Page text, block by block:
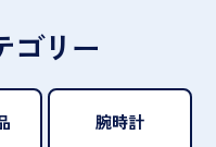
ゴリー
腕時計